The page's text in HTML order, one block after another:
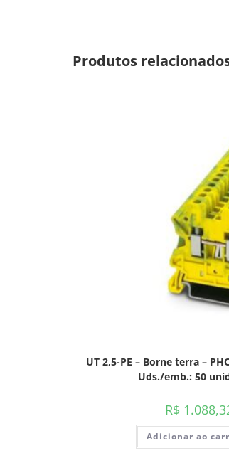
Produtos
UT 2,5-PE – Borne terra –
Uds./emb.: 50
R$
Adicionar ao